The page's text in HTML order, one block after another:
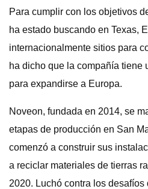
Para cumplir con los objetivos
ha estado buscando en Texas,
internacionalmente sitios para
ha dicho que la compañía tiene
para expandirse a Europa.
Noveon, fundada en 2014, se
etapas de producción en San
comenzó a construir sus
a reciclar materiales de tierras
2020. Luchó contra los desafíos